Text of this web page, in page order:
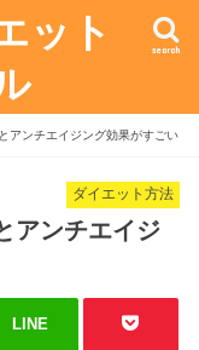
ット
search
アンチエイジング効果がすごい
ダイエット方法
アンチエイジ
LINE